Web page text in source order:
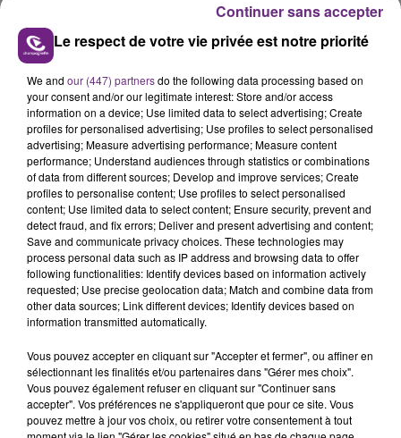
L'INSPECTION DU TRAVAIL RAPPELLE À
L'ORDRE SUR LES CONDITIONS DE...
Alors que les dates de début des vendange 2026
s'est avéré être plus précoce que prévu,
l'inspection du Travail en profite pour rappeler
les conditions de...
TITRES DIFFUSÉS
6h07
6h07
TAYLOR SWIFT
I Knew It, I Knew You
6h04
6h04
SIA
Big Girls Cry
Le respect de votre vie privée est notre priorité
We and our (447) partnersdo the following data processing based on
your consent and/or our legitimate interest: Store and/or access
information on a device; Use limited data to select advertising; Create
profiles for personalised advertising; Use profiles to select personalised
advertising; Measure advertising performance; Measure content
performance; Understand audiences through statistics or combinations
of data from different sources; Develop and improve services; Create
profiles to personalise content; Use profiles to select personalised
content; Use limited data to select content; Ensure security, prevent and
detect fraud, and fix errors; Deliver and present advertising and content;
Save and communicate privacy choices. These technologies may
process personal data such as IP address and browsing data to offer
following functionalities: Identify devices based on information actively
requested; Use precise geolocation data; Match and combine data from
other data sources; Link different devices; Identify devices based on
information transmitted automatically.
Vous pouvez accepter en cliquant sur "Accepter et fermer", ou affiner en
sélectionnant les finalités et/ou partenaires dans "Gérer mes choix".
Vous pouvez également refuser en cliquant sur "Continuer sans
accepter". Vos préférences ne s'appliqueront que pour ce site. Vous
pouvez mettre à jour vos choix, ou retirer votre consentement à tout
Continuer sans accepter